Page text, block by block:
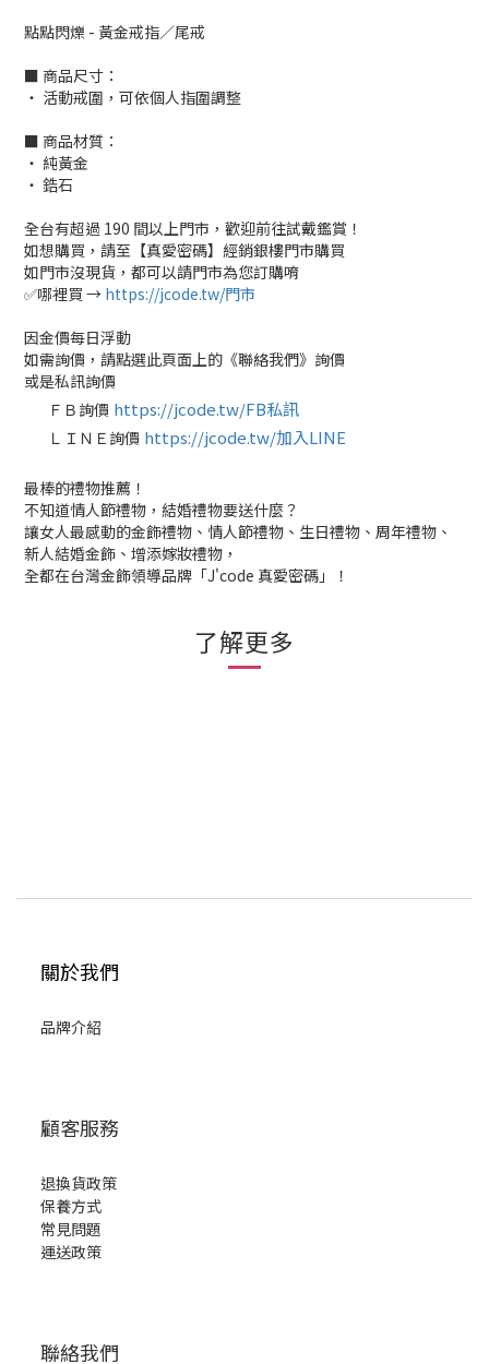
點點閃爍 - 黃金戒指／尾戒
■ 商品尺寸：
‧ 活動戒圍，可依個人指圍調整
■ 商品材質：
‧ 純黃金
‧ 鋯石
全台有超過 190 間以上門市，歡迎前往試戴鑑賞！
如想購買，請至【真愛密碼】經銷銀樓門市購買
如門市沒現貨，都可以請門市為您訂購唷
✅哪裡買 → https://jcode.tw/門市
因金價每日浮動
如需詢價，請點選此頁面上的《聯絡我們》詢價
或是私訊詢價
ＦＢ詢價 https://jcode.tw/FB私訊
ＬＩＮＥ詢價 https://jcode.tw/加入LINE
最棒的禮物推薦！
不知道情人節禮物，結婚禮物要送什麼？
讓女人最感動的金飾禮物、情人節禮物、生日禮物、周年禮物、
新人結婚金飾、增添嫁妝禮物，
全都在台灣金飾領導品牌「J'code 真愛密碼」！
了解更多
關於我們
品牌介紹
顧客服務
退換貨政策
保養方式
常見問題
運送政策
聯絡我們